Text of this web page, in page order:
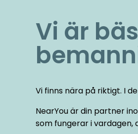
Vi är
Vi finns nära på riktigt. I
NearYou är din partner
som fungerar i vardagen,